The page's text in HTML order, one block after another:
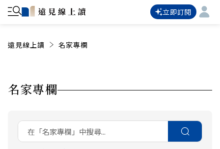
立即訂閱
遠見線上讀 名家專欄
名家專欄